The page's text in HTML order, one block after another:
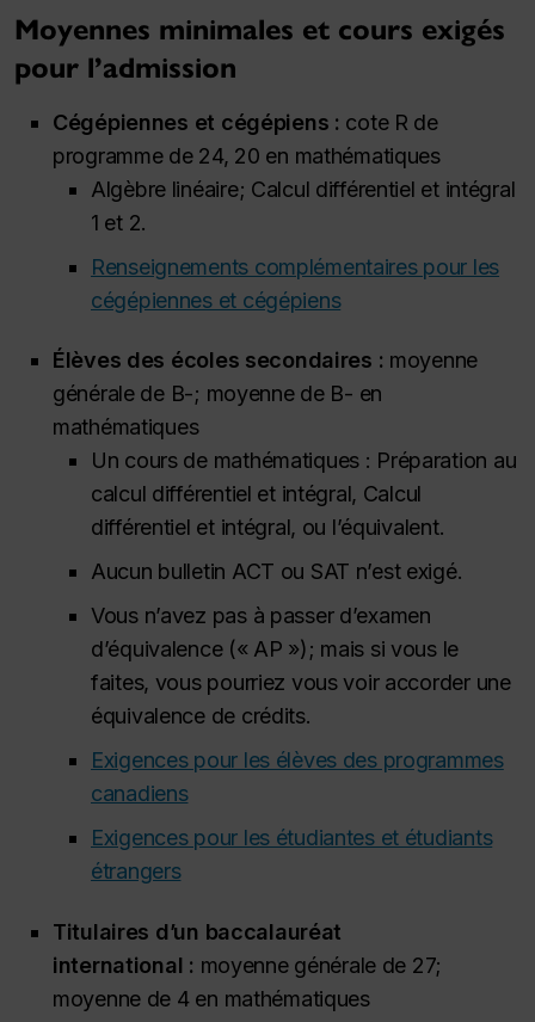
Moyennes minimales et cours exigés
pour l’admission
Cégépiennes et cégépiens : cote R de
programme de 24, 20 en mathématiques
Algèbre linéaire; Calcul différentiel et intégral
1 et 2.
Renseignements complémentaires pour les
cégépiennes et cégépiens
Élèves des écoles secondaires : moyenne
générale de B-; moyenne de B- en
mathématiques
Un cours de mathématiques : Préparation au
calcul différentiel et intégral, Calcul
différentiel et intégral, ou l’équivalent.
Aucun bulletin ACT ou SAT n’est exigé.
Vous n’avez pas à passer d’examen
d’équivalence (« AP »); mais si vous le
faites, vous pourriez vous voir accorder une
équivalence de crédits.
Exigences pour les élèves des programmes
canadiens
Exigences pour les étudiantes et étudiants
étrangers
Titulaires d’un baccalauréat
international : moyenne générale de 27;
moyenne de 4 en mathématiques